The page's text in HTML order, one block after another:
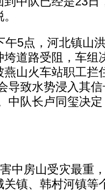
5点，河北镇山
道路受阻，车组
山火车站职工拦
导致水势浸入其
中队长卢同玺决
中房山受灾最重
镇、韩村河镇等